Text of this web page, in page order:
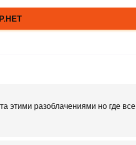
этими разоблачениями но где все